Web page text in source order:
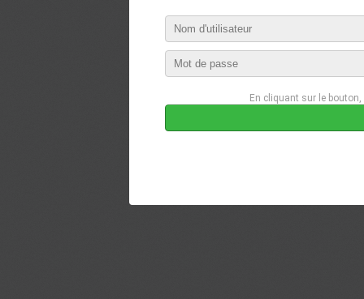
En cliquant sur le